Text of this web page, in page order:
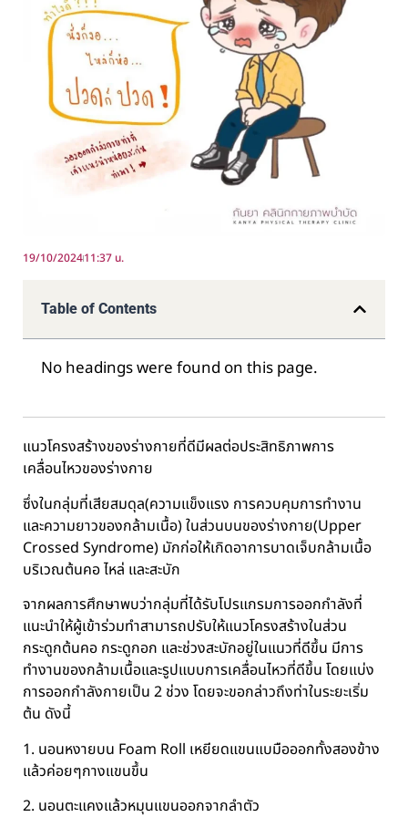
19/10/202411:37 น.
Table of Contents
No headings were found on this page.
แนวโครงสร้างของร่างกายที่ดีมีผลต่อประสิทธิภาพการ
เคลื่อนไหวของร่างกาย
ซึ่งในกลุ่มที่เสียสมดุล(ความแข็งแรง การควบคุมการทำงาน
และความยาวของกล้ามเนื้อ) ในส่วนบนของร่างกาย(Upper
Crossed Syndrome) มักก่อให้เกิดอาการบาดเจ็บกล้ามเนื้อ
บริเวณต้นคอ ไหล่ และสะบัก
จากผลการศึกษาพบว่ากลุ่มที่ได้รับโปรแกรมการออกกำลังที่
แนะนำให้ผู้เข้าร่วมทำสามารถปรับให้แนวโครงสร้างในส่วน
กระดูกต้นคอ กระดูกอก และช่วงสะบักอยู่ในแนวที่ดีขึ้น มีการ
ทำงานของกล้ามเนื้อและรูปแบบการเคลื่อนไหวที่ดีขึ้น โดยแบ่ง
การออกกำลังกายเป็น 2 ช่วง โดยจะขอกล่าวถึงท่าในระยะเริ่ม
ต้น ดังนี้
1. นอนหงายบน Foam Roll เหยียดแขนแบมือออกทั้งสองข้าง
แล้วค่อยๆกางแขนขึ้น
2. นอนตะแคงแล้วหมุนแขนออกจากลำตัว